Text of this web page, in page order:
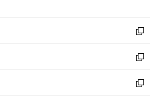
開
く
ウ
で
開
く
ン
ド
ウ
で
開
く
ウ
ィ
ン
ド
ウ
で
開
新
し
い
ウ
ィ
ン
新
し
い
ウ
新
し